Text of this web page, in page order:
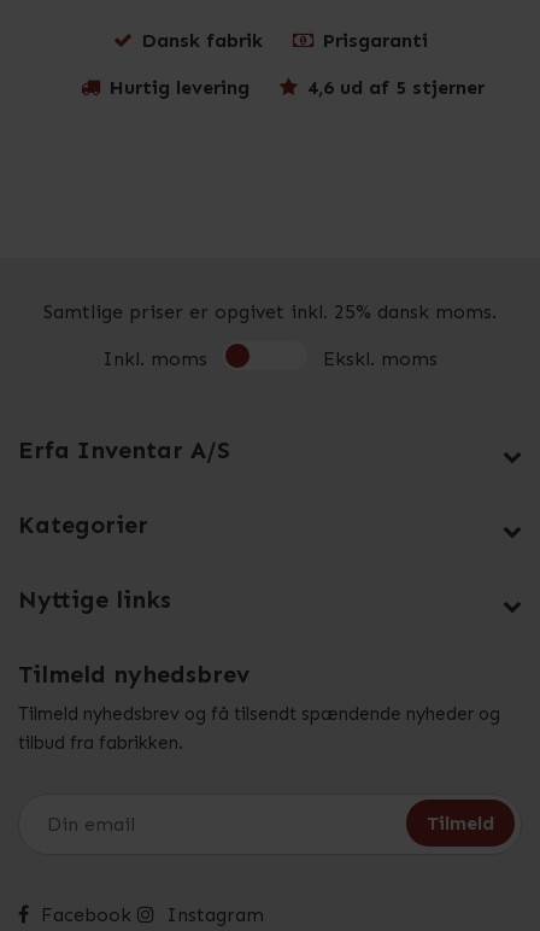
Dansk fabrik Prisgaranti
Hurtig levering 4,6 ud af 5 stjerner
Samtlige priser er opgivet inkl. 25% dansk moms.
Inkl. moms Ekskl. moms
Erfa Inventar A/S
Kategorier
Nyttige links
Tilmeld nyhedsbrev
Tilmeld nyhedsbrev og få tilsendt spændende nyheder og
tilbud fra fabrikken.
Facebook Instagram